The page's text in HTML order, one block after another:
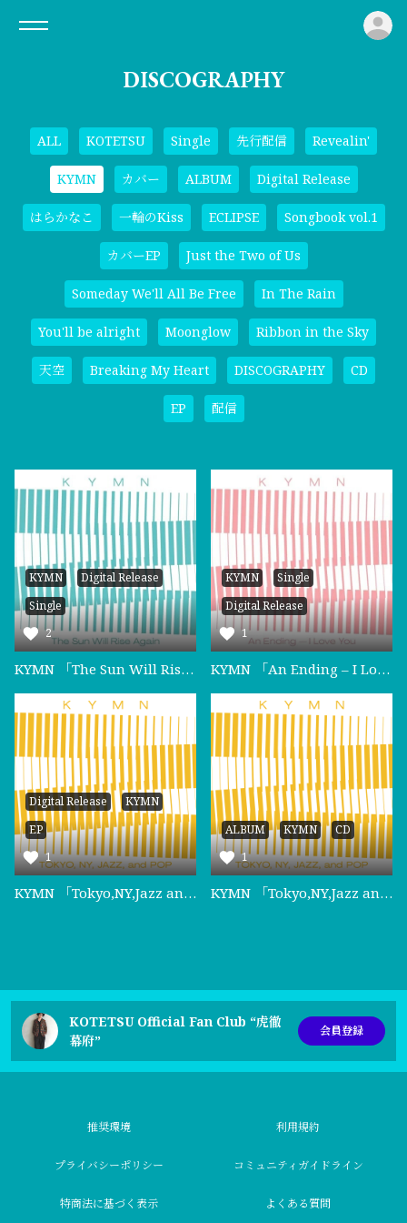
DISCOGRAPHY
ALL KOTETSU Single 先行配信 Revealin'
KYMN カバー ALBUM Digital Release
はらかなこ 一輪のKiss ECLIPSE Songbook vol.1
カバーEP Just the Two of Us
Someday We'll All Be Free In The Rain
You'll be alright Moonglow Ribbon in the Sky
天空 Breaking My Heart DISCOGRAPHY CD
EP 配信
KYMN
Digital Release
Single
2
KYMN 「The Sun Will Rise Again」
KYMN
Single
Digital Release
1
KYMN 「An Ending – I Love You」
Digital Release
KYMN
EP
1
KYMN 「Tokyo,NY,Jazz and Pop」
ALBUM KYMN
CD
1
KYMN 「Tokyo,NY,Jazz and Pop」
KOTETSU Official Fan Club “虎徹
幕府”
会員登録
推奨環境 利用規約
プライバシーポリシー コミュニティガイドライン
特商法に基づく表示 よくある質問